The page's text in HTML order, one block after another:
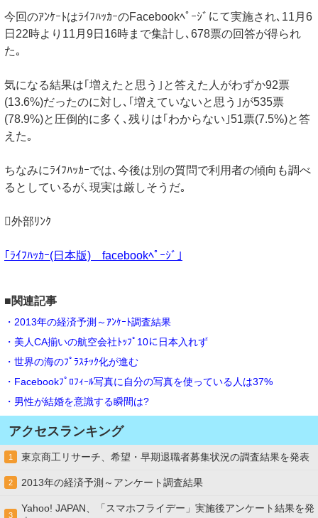
今回のｱﾝｹｰﾄはﾗｲﾌﾊｯｶｰのFacebookﾍﾟｰｼﾞにて実施され､11月6
日22時より11月9日16時まで集計し､678票の回答が得られ
た｡
気になる結果は｢増えたと思う｣と答えた人がわずか92票
(13.6%)だったのに対し､｢増えていないと思う｣が535票
(78.9%)と圧倒的に多く､残りは｢わからない｣51票(7.5%)と答
えた｡
ちなみにﾗｲﾌﾊｯｶｰでは､今後は別の質問で利用者の傾向も調べ
るとしているが､現実は厳しそうだ｡
外部ﾘﾝｸ
｢ﾗｲﾌﾊｯｶｰ(日本版) facebookﾍﾟｰｼﾞ｣
■関連記事
・2013年の経済予測～ｱﾝｹｰﾄ調査結果
・美人CA揃いの航空会社ﾄｯﾌﾟ10に日本入れず
・世界の海のﾌﾟﾗｽﾁｯｸ化が進む
・Facebookﾌﾟﾛﾌｨｰﾙ写真に自分の写真を使っている人は37%
・男性が結婚を意識する瞬間は?
アクセスランキング
1 東京商工リサーチ、希望・早期退職者募集状況の調査結果を発表
2 2013年の経済予測～アンケート調査結果
3
Yahoo! JAPAN、「スマホフライデー」実施後アンケート結果を発